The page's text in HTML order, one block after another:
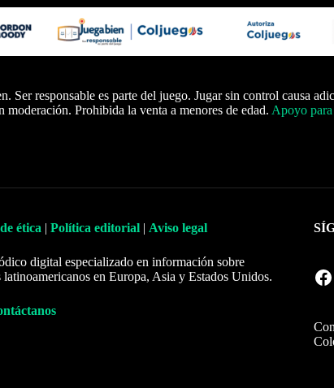
Ser responsable es parte del juego. Jugar sin control causa
moderación. Prohibida la venta a menores de edad. Apoyo
ética | Política editorial | Aviso legal
digital especializado en información sobre
latinoamericanos en Europa, Asia y Estados Unidos.
Facebook